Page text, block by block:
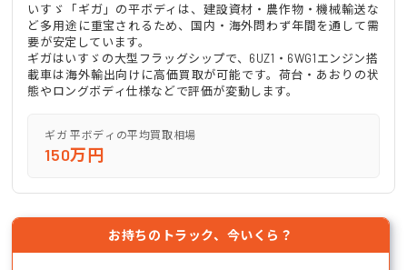
いすゞ「ギガ」の平ボディは、建設資材・農作物・機械輸送な
ど多用途に重宝されるため、国内・海外問わず年間を通して需
要が安定しています。
ギガはいすゞの大型フラッグシップで、6UZ1・6WG1エンジン搭
載車は海外輸出向けに高価買取が可能です。荷台・あおりの状
態やロングボディ仕様などで評価が変動します。
ギガ 平ボディの平均買取相場
150万円
お持ちのトラック、今いくら？